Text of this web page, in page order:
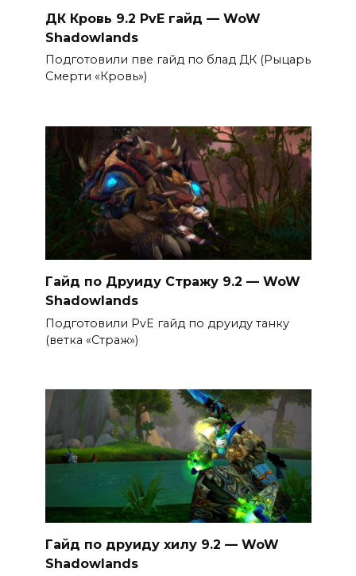
ДК Кровь 9.2 PvE гайд — WoW
Shadowlands
Подготовили пве гайд по блад ДК (Рыцарь
Смерти «Кровь»)
Гайд по Друиду Стражу 9.2 — WoW
Shadowlands
Подготовили PvE гайд по друиду танку
(ветка «Страж»)
Гайд по друиду хилу 9.2 — WoW
Shadowlands